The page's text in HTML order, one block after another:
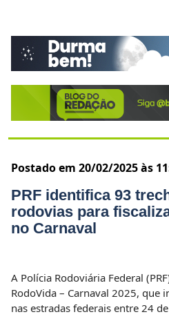
Postado em 20/02/2025 às
PRF identifica 93
rodovias para
no Carnaval
A Polícia Rodoviária Federal
RodoVida – Carnaval 2025, que
nas estradas federais entre 24